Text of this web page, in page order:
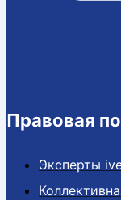
Правовая
Эксперты